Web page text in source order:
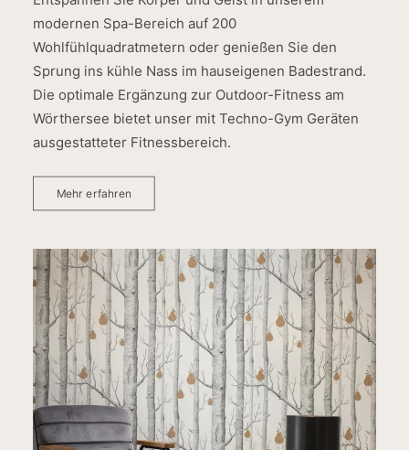
modernen Spa-Bereich auf 200
Wohlfühlquadratmetern oder genießen Sie den
Sprung ins kühle Nass im hauseigenen Badestrand.
Die optimale Ergänzung zur Outdoor-Fitness am
Wörthersee bietet unser mit Techno-Gym Geräten
ausgestatteter Fitnessbereich.
Mehr erfahren